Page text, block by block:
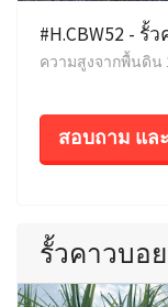
#H.CBW52 -
ความสูงจากพื้นดิน
สอบถาม แล
รั้วคาวบอ